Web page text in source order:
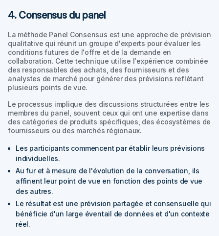
4. Consensus du panel
La méthode Panel Consensus est une approche de prévision
qualitative qui réunit un groupe d'experts pour évaluer les
conditions futures de l'offre et de la demande en
collaboration. Cette technique utilise l'expérience combinée
des responsables des achats, des fournisseurs et des
analystes de marché pour générer des prévisions reflétant
plusieurs points de vue.
Le processus implique des discussions structurées entre les
membres du panel, souvent ceux qui ont une expertise dans
des catégories de produits spécifiques, des écosystèmes de
fournisseurs ou des marchés régionaux.
Les participants commencent par établir leurs prévisions
individuelles.
Au fur et à mesure de l'évolution de la conversation, ils
affinent leur point de vue en fonction des points de vue
des autres.
Le résultat est une prévision partagée et consensuelle qui
bénéficie d'un large éventail de données et d'un contexte
réel.